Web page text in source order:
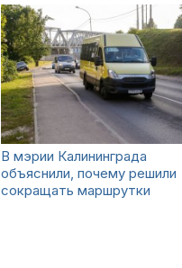
В мэрии Калининграда
объяснили, почему решили
сокращать маршрутки